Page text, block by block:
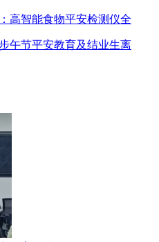
高智能食物平安检测仪全
午节平安教育及结业生离